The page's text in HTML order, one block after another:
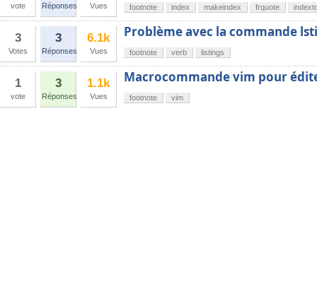
vote Réponses Vues footnote index makeindex frquote
3
Votes
3
Réponses
6.1k
Vues
Problème avec la commande
footnote verb listings
1
vote
3
Réponses
1.1k
Vues
Macrocommande vim pour
footnote vim